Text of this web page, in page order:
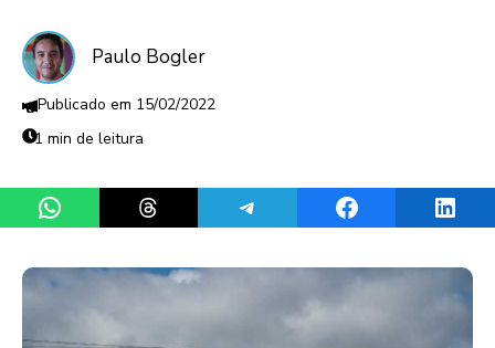
Paulo Bogler
15/02/2022
1 min de leitura
Share on WhatsAppShare on ThreadsShare on TelegramShare on Facebook